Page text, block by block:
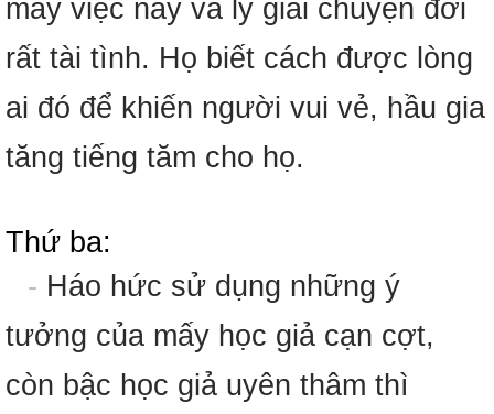
mấy việc này và lý giải chuyện đời
rất tài tình. Họ biết cách được lòng
ai đó để khiến người vui vẻ, hầu gia
tăng tiếng tăm cho họ.
Thứ ba:
- Háo hức sử dụng những ý
tưởng của mấy học giả cạn cợt,
còn bậc học giả uyên thâm thì